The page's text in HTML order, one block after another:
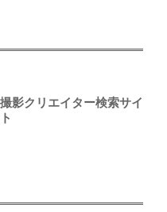
撮影クリエイター検索サイ
ト